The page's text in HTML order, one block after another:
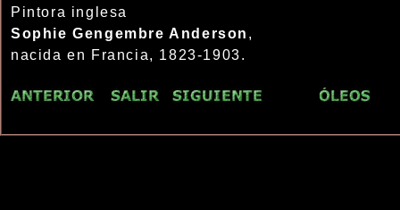
Pintora inglesa
Sophie Gengembre Anderson ,
nacida en Francia, 1823-1903.